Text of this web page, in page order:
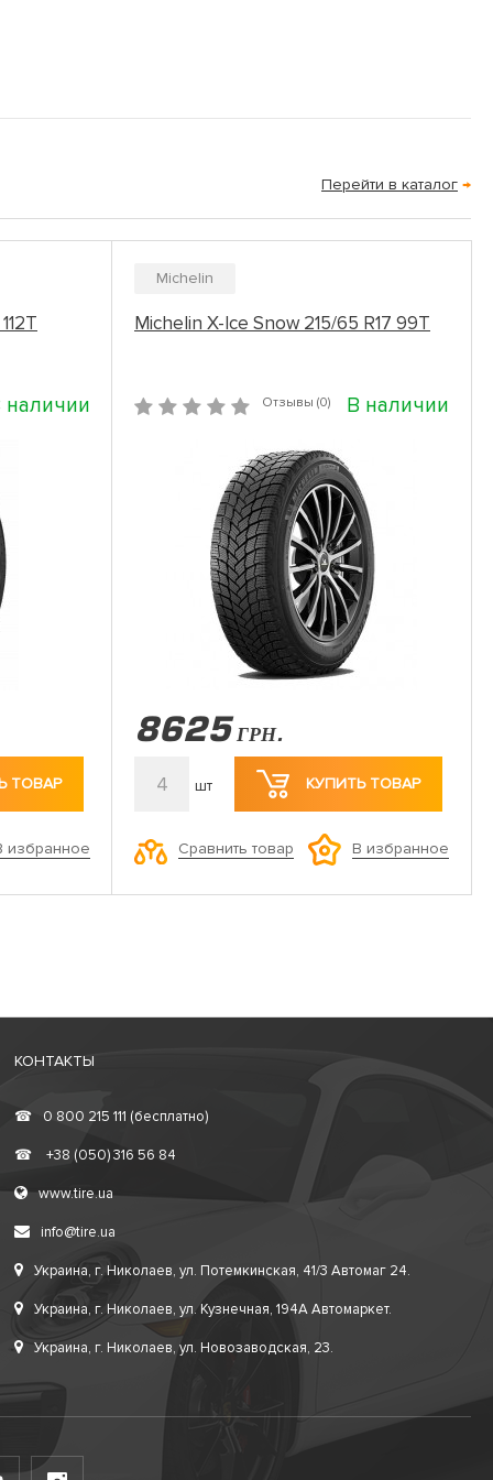
Перейти в каталог →
наличии
ТОВАР
избранное
Michelin
Michelin X-Ice Snow 215/65 R17 99T
Отзывы (0) В наличии
8625 ГРН.
4 шт КУПИТЬ ТОВАР
Сравнить товар В избранное
КОНТАКТЫ
☎ 0 800 215 111 (бесплатно)
☎ +38 (050) 316 56 84
www.tire.ua
info@tire.ua
Украина, г. Николаев, ул. Потемкинская, 41/3 Автомаг 24.
Украина, г. Николаев, ул. Кузнечная, 194А Автомаркет.
Украина, г. Николаев, ул. Новозаводская, 23.